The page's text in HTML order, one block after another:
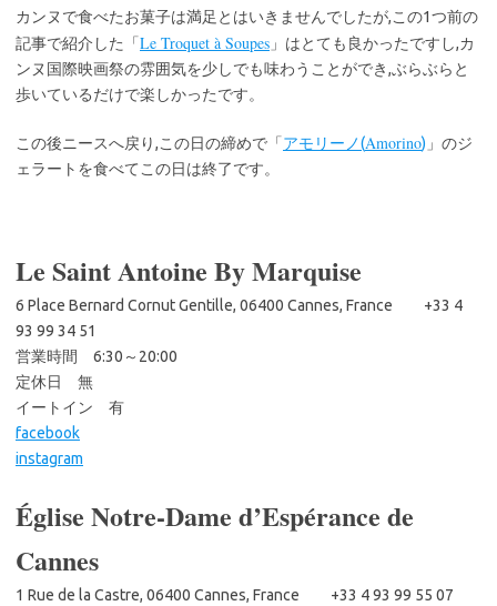
カンヌで食べたお菓子は満足とはいきませんでしたが,この1つ前の
記事で紹介した「Le Troquet à Soupes 」はとても良かったですし,カ
ンヌ国際映画祭の雰囲気を少しでも味わうことができ,ぶらぶらと
歩いているだけで楽しかったです。
この後ニースへ戻り,この日の締めで「アモリーノ(Amorino) 」のジ
ェラートを食べてこの日は終了です。
Le Saint Antoine By Marquise
6 Place Bernard Cornut Gentille, 06400 Cannes, France +33 4
93 99 34 51
営業時間 6:30～20:00
定休日 無
イートイン 有
facebook
instagram
Église Notre-Dame d’Espérance de
Cannes
1 Rue de la Castre, 06400 Cannes, France +33 4 93 99 55 07